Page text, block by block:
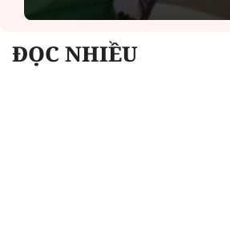
ĐỌC NHIỀU